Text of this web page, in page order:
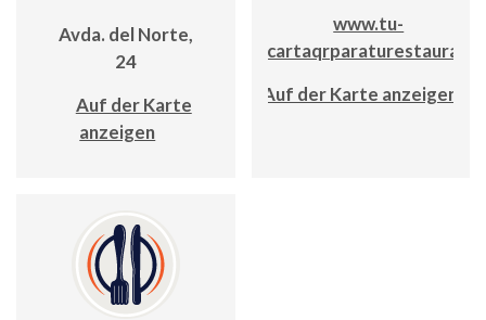
Avda. del Norte,
24
Auf der Karte
anzeigen
www.tu-
Auf der Karte anzeigen